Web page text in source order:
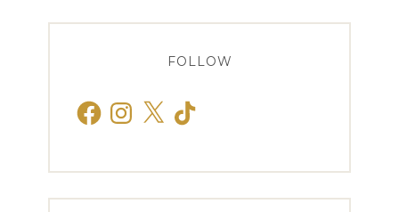
FOLLOW
FacebookInstagram
X TikTok